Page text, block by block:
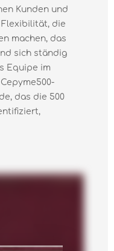
Kunden und
Flexibilität, die
machen, das
sich ständig
Equipe im
das die 500